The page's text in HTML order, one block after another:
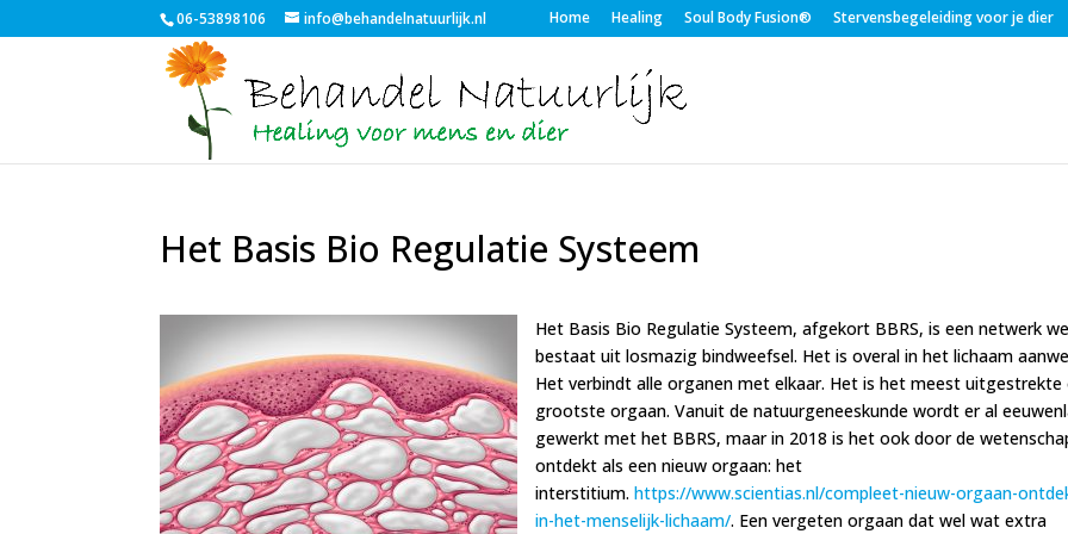
06-53898106 info@behandelnatuurlijk.nl Home Healing Soul Body Fusion® Stervensbegeleiding voor je dier
Het Basis Bio Regulatie Systeem
Het Basis Bio Regulatie Systeem, afgekort BBRS, is een netwerk
bestaat uit losmazig bindweefsel. Het is overal in het lichaam
Het verbindt alle organen met elkaar. Het is het meest uitgestrekte
grootste orgaan. Vanuit de natuurgeneeskunde wordt er al
gewerkt met het BBRS, maar in 2018 is het ook door de
ontdekt als een nieuw orgaan: het
interstitium.https://www.scientias.nl/compleet-nieuw-orgaan-
in-het-menselijk-lichaam/. Een vergeten orgaan dat wel wat extra